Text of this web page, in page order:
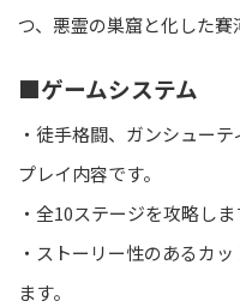
つ、悪霊の巣窟と化した賽
■ゲームシステム
・徒手格闘、ガンシュー
プレイ内容です。
・全10ステージを攻略しま
・ストーリー性のあるカ
ます。